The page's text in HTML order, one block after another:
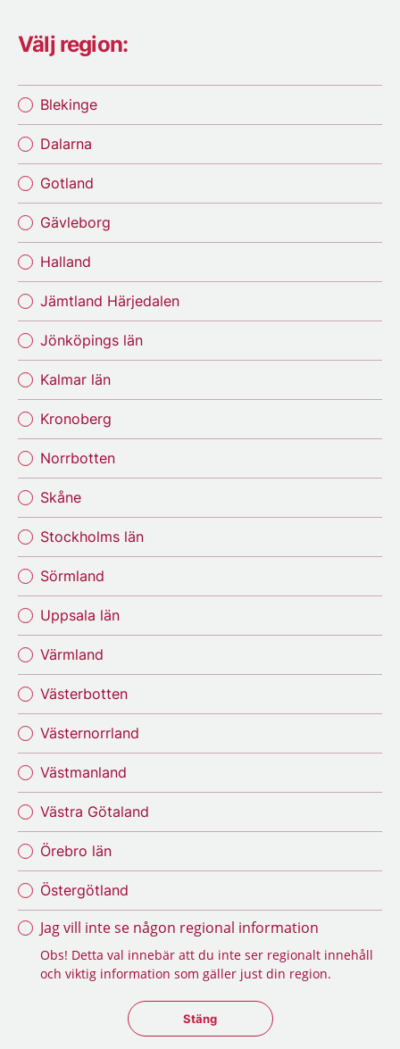
Välj region:
Blekinge
Dalarna
Gotland
Gävleborg
Halland
Jämtland Härjedalen
Jönköpings län
Kalmar län
Kronoberg
Norrbotten
Skåne
Stockholms län
Sörmland
Uppsala län
Värmland
Västerbotten
Västernorrland
Västmanland
Västra Götaland
Örebro län
Östergötland
Jag vill inte se någon regional information
Obs! Detta val innebär att du inte ser regionalt innehåll
och viktig information som gäller just din region.
Stäng regionsväljaren
Stäng